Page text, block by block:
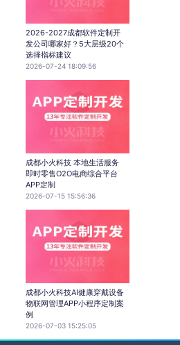
2026-2027成都软件定制开
发公司哪家好？5大层级20个
选择指标建议
2026-07-24 18:09:56
成都小火科技 本地生活服务
即时零售O2O电商综合平台
APP定制
2026-07-15 15:56:36
成都小火科技AI健康穿戴设备
物联网管理APP小程序定制案
例
2026-07-03 15:25:05